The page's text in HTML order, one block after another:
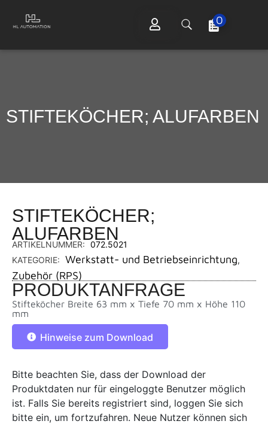
0
STIFTEKÖCHER; ALUFARBEN
STIFTEKÖCHER;
ALUFARBEN
ARTIKELNUMMER: 072.5021
KATEGORIE: Werkstatt- und Betriebseinrichtung,
Zubehör (RPS)
PRODUKTANFRAGE
Stifteköcher Breite 63 mm x Tiefe 70 mm x Höhe 110
mm
Hinweise zum Download
Bitte beachten Sie, dass der Download der
Produktdaten nur für eingeloggte Benutzer möglich
ist. Falls Sie bereits registriert sind, loggen Sie sich
bitte ein, um fortzufahren. Neue Nutzer können sich